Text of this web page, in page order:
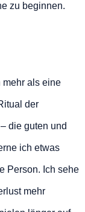
zu beginnen.
mehr als eine
der
die guten und
ich etwas
Person. Ich sehe
mehr